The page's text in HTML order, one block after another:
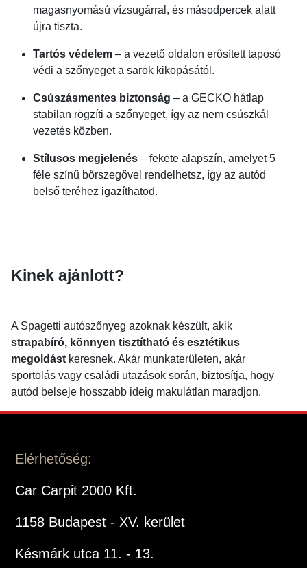
magasnyomású vízsugárral, és másodpercek alatt
újra tiszta.
Tartós védelem – a vezető oldalon erősített taposó
védi a szőnyeget a sarok kikopásától.
Csúszásmentes biztonság – a GECKO hátlap
stabilan rögzíti a szőnyeget, így az nem csúszkál
vezetés közben.
Stílusos megjelenés – fekete alapszín, amelyet 5
féle színű bőrszegővel rendelhetsz, így az autód
belső teréhez igazíthatod.
Kinek ajánlott?
A Spagetti autószőnyeg azoknak készült, akik
strapabíró, könnyen tisztítható és esztétikus
megoldást keresnek. Akár munkaterületen, akár
sportolás vagy családi utazások során, biztosítja, hogy
autód belseje hosszabb ideig makulátlan maradjon.
Elérhetőség:
Car Carpit 2000 Kft.
1158 Budapest - XV. kerület
Késmárk utca 11. - 13.